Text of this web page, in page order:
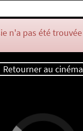
n'a pas été trouvée
Retourner au cinéma